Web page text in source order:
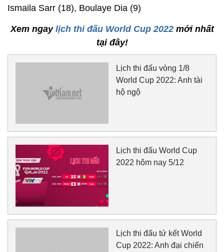
Ismaila Sarr (18), Boulaye Dia (9)
Xem ngay lịch thi đấu World Cup 2022mới nhất
tại đây!
Lịch thi đấu vòng 1/8
World Cup 2022: Anh tài
hộ ngộ
Lịch thi đấu World Cup
2022 hôm nay 5/12
Lịch thi đấu tứ kết World
Cup 2022: Anh đại chiến